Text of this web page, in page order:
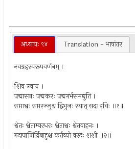
अध्यायः ९४ Translation - भाषांतर
नवग्रहस्वरूपवर्णनम् ।
शिव उवाच ।
पद्मासनः पद्मकरः पद्मगर्भसमद्युति ।
सप्ताश्वः सप्तरज्जुश्च द्विभुजः स्यात् सदा रविः ॥१॥
श्वेतः श्वेताम्वरधरः श्वेताश्वः श्वेतवाहनः ।
गदापाणिर्द्विबाहुश्च कर्तव्यो वरदः शशी ॥२॥